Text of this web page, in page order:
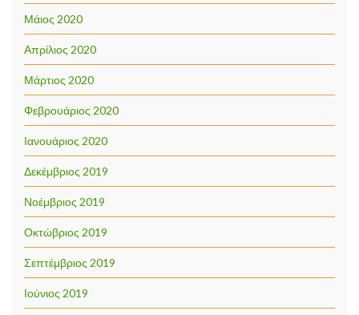
Μάιος 2020
Απρίλιος 2020
Μάρτιος 2020
Φεβρουάριος 2020
Ιανουάριος 2020
Δεκέμβριος 2019
Νοέμβριος 2019
Οκτώβριος 2019
Σεπτέμβριος 2019
Ιούνιος 2019